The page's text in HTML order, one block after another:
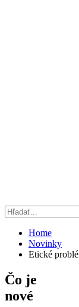
Home
Novinky
Etické
Čo je
nové